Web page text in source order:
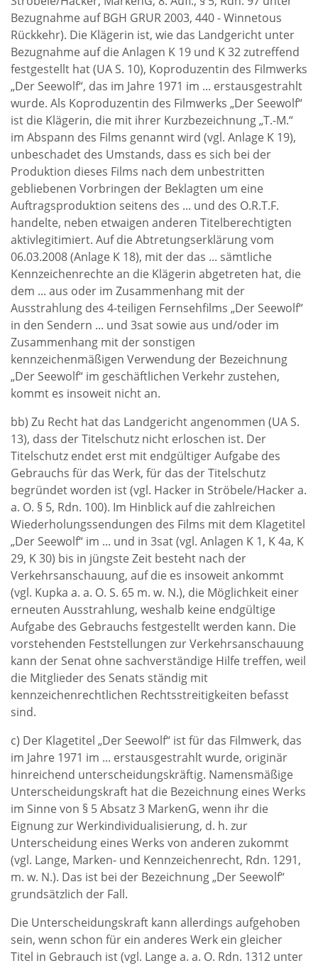
Bezugnahme auf BGH GRUR 2003, 440 - Winnetous
Rückkehr). Die Klägerin ist, wie das Landgericht unter
Bezugnahme auf die Anlagen K 19 und K 32 zutreffend
festgestellt hat (UA S. 10), Koproduzentin des Filmwerks
„Der Seewolf“, das im Jahre 1971 im ... erstausgestrahlt
wurde. Als Koproduzentin des Filmwerks „Der Seewolf“
ist die Klägerin, die mit ihrer Kurzbezeichnung „T.-M.“
im Abspann des Films genannt wird (vgl. Anlage K 19),
unbeschadet des Umstands, dass es sich bei der
Produktion dieses Films nach dem unbestritten
gebliebenen Vorbringen der Beklagten um eine
Auftragsproduktion seitens des ... und des O.R.T.F.
handelte, neben etwaigen anderen Titelberechtigten
aktivlegitimiert. Auf die Abtretungserklärung vom
06.03.2008 (Anlage K 18), mit der das ... sämtliche
Kennzeichenrechte an die Klägerin abgetreten hat, die
dem ... aus oder im Zusammenhang mit der
Ausstrahlung des 4-teiligen Fernsehfilms „Der Seewolf“
in den Sendern ... und 3sat sowie aus und/oder im
Zusammenhang mit der sonstigen
kennzeichenmäßigen Verwendung der Bezeichnung
„Der Seewolf“ im geschäftlichen Verkehr zustehen,
kommt es insoweit nicht an.
bb) Zu Recht hat das Landgericht angenommen (UA S.
13), dass der Titelschutz nicht erloschen ist. Der
Titelschutz endet erst mit endgültiger Aufgabe des
Gebrauchs für das Werk, für das der Titelschutz
begründet worden ist (vgl. Hacker in Ströbele/Hacker a.
a. O. § 5, Rdn. 100). Im Hinblick auf die zahlreichen
Wiederholungssendungen des Films mit dem Klagetitel
„Der Seewolf“ im ... und in 3sat (vgl. Anlagen K 1, K 4a, K
29, K 30) bis in jüngste Zeit besteht nach der
Verkehrsanschauung, auf die es insoweit ankommt
(vgl. Kupka a. a. O. S. 65 m. w. N.), die Möglichkeit einer
erneuten Ausstrahlung, weshalb keine endgültige
Aufgabe des Gebrauchs festgestellt werden kann. Die
vorstehenden Feststellungen zur Verkehrsanschauung
kann der Senat ohne sachverständige Hilfe treffen, weil
die Mitglieder des Senats ständig mit
kennzeichenrechtlichen Rechtsstreitigkeiten befasst
sind.
c) Der Klagetitel „Der Seewolf“ ist für das Filmwerk, das
im Jahre 1971 im ... erstausgestrahlt wurde, originär
hinreichend unterscheidungskräftig. Namensmäßige
Unterscheidungskraft hat die Bezeichnung eines Werks
im Sinne von § 5 Absatz 3 MarkenG, wenn ihr die
Eignung zur Werkindividualisierung, d. h. zur
Unterscheidung eines Werks von anderen zukommt
(vgl. Lange, Marken- und Kennzeichenrecht, Rdn. 1291,
m. w. N.). Das ist bei der Bezeichnung „Der Seewolf“
grundsätzlich der Fall.
Die Unterscheidungskraft kann allerdings aufgehoben
sein, wenn schon für ein anderes Werk ein gleicher
Titel in Gebrauch ist (vgl. Lange a. a. O. Rdn. 1312 unter